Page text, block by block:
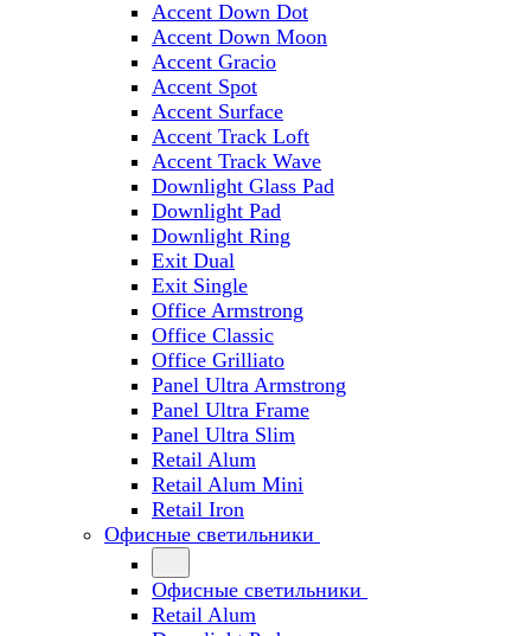
Accent Down Dot
Accent Down Moon
Accent Gracio
Accent Spot
Accent Surface
Accent Track Loft
Accent Track Wave
Downlight Glass Pad
Downlight Pad
Downlight Ring
Exit Dual
Exit Single
Office Armstrong
Office Classic
Office Grilliato
Panel Ultra Armstrong
Panel Ultra Frame
Panel Ultra Slim
Retail Alum
Retail Alum Mini
Retail Iron
Офисные светильники
Офисные светильники
Retail Alum